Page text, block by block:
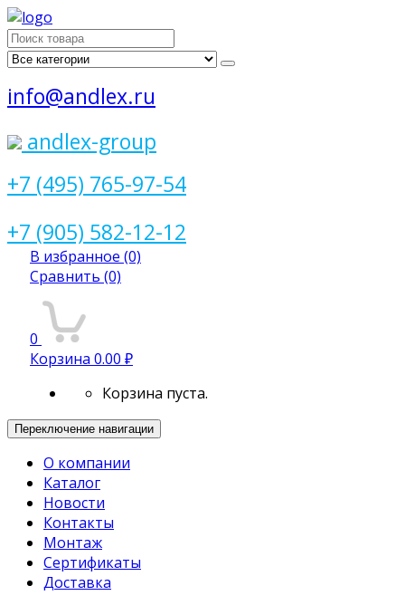
Поиск
для:
info@andlex.ru
andlex-group
+7 (495) 765-97-54
+7 (905) 582-12-12
В избранное (0)
Сравнить (0)
0
Корзина 0.00 ₽
Корзина пуста.
Переключение навигации
О компании
Каталог
Новости
Контакты
Монтаж
Сертификаты
Доставка